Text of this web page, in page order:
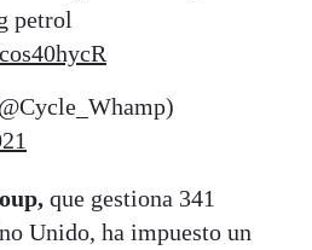
petrol
que gestiona 341
Unido, ha impuesto un